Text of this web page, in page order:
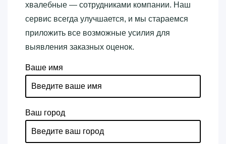
хвалебные — сотрудниками компании. Наш
сервис всегда улучшается, и мы стараемся
приложить все возможные усилия для
выявления заказных оценок.
Ваше имя
Ваш город